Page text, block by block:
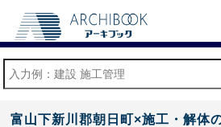
富山下新川郡朝日町×施工・解体